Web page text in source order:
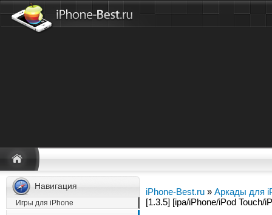
Навигация
Игры для iPhone
iPhone-Best.ru » Аркады для
[1.3.5] [ipa/iPhone/iPod Touch/